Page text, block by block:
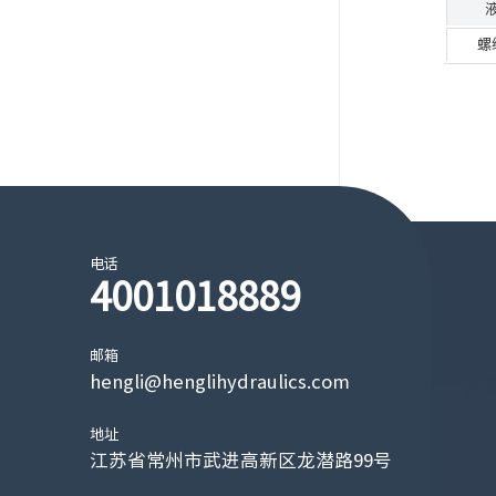
螺
电话
4001018889
邮箱
hengli@henglihydraulics.com
地址
江苏省常州市武进高新区龙潜路99号